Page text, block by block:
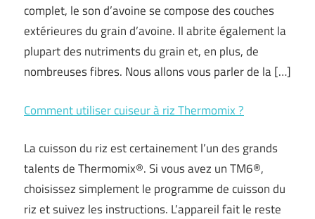
complet, le son d’avoine se compose des couches
extérieures du grain d’avoine. Il abrite également la
plupart des nutriments du grain et, en plus, de
nombreuses fibres. Nous allons vous parler de la […]
Comment utiliser cuiseur à riz Thermomix ?
La cuisson du riz est certainement l’un des grands
talents de Thermomix®. Si vous avez un TM6®,
choisissez simplement le programme de cuisson du
riz et suivez les instructions. L’appareil fait le reste